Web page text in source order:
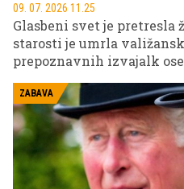
09. 07. 2026 11.25
Glasbeni svet je pretresla
starosti je umrla
prepoznavnih izvajalk
osvojila z uspešnicama
in "Holding Out for a
ZABAVA